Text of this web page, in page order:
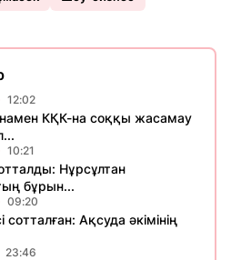
12:02
КҚК-на соққы жасамау
10:21
Нұрсұлтан
бұрын...
09:20
сотталған: Ақсуда әкімінің
23:46